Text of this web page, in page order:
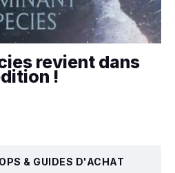
revient dans
!
& GUIDES D'ACHAT